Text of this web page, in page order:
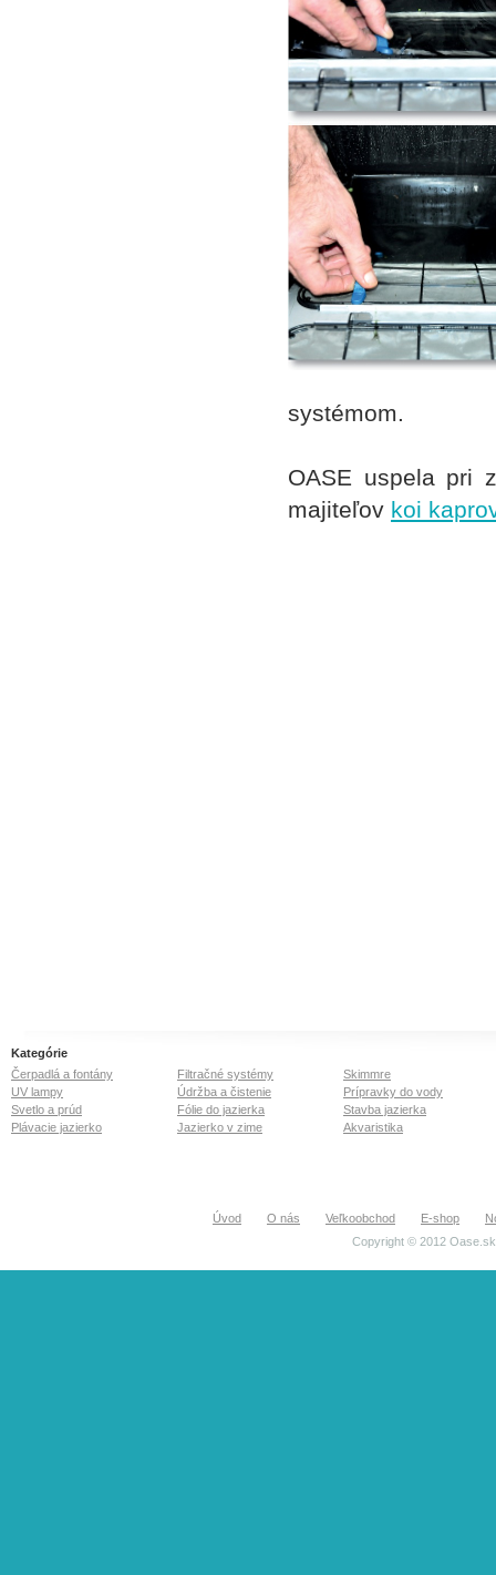
systémom.
OASE uspela pri
majiteľov koi
Kategórie
Čerpadlá a fontány
Filtračné systémy
Skimmre
UV lampy
Údržba a čistenie
Prípravky do vody
Svetlo a prúd
Fólie do jazierka
Stavba jazierka
Plávacie jazierko
Jazierko v zime Akvaristika
Úvod O nás Veľkoobchod E-shop
Copyright © 2012